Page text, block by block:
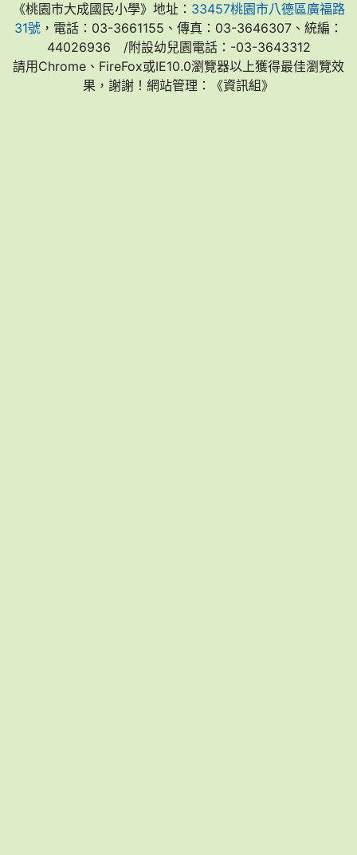
《桃園市大成國民小學》地址： 33457桃園市八德區廣福路
31號 ，電話：03-3661155、傳真：03-3646307、統編：
44026936 /附設幼兒園電話：-03-3643312
請用Chrome、FireFox或IE10.0瀏覽器以上獲得最佳瀏覽效
果，謝謝！網站管理：《資訊組》